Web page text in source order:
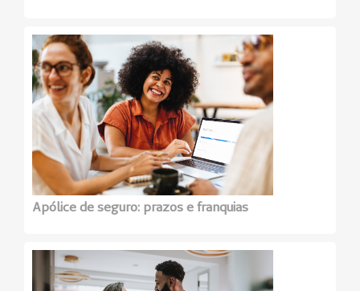
Apólice de seguro: prazos e franquias